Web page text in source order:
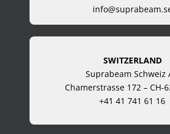
SWITZERLAND
Suprabeam Schweiz
Chamerstrasse 172 – CH-
+41 41 741 61 16